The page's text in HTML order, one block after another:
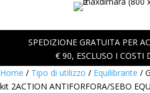
SPEDIZIONE GRATUITA PER
€ 90, ESCLUSO I COSTI
Home / Tipo di utilizzo / Equilibrante /
kit 2ACTION ANTIFORFORA/SEBO